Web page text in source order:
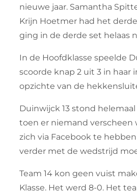
nieuwe jaar. Samantha
Krijn Hoetmer had het
ging in de derde set helaas
In de Hoofdklasse speelde
scoorde knap 2 uit 3 in
opzichte van de
Duinwijck 13 stond
toen er niemand verscheen
zich via Facebook te
verder met de wedstrijd
Team 14 kon geen vuist
Klasse. Het werd 8-0. Het